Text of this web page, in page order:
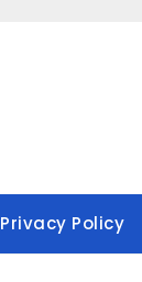
Privacy Policy